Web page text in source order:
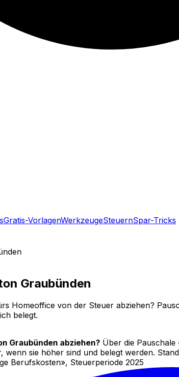
Gratis-VorlagenWerkzeugeSteuernSpar-Tricks
Graubünden
Homeoffice von der Steuer abziehen?
belegt.
Graubünden abziehen? Über die
sie höher sind und belegt werden.
Berufskosten», Steuerperiode 2025